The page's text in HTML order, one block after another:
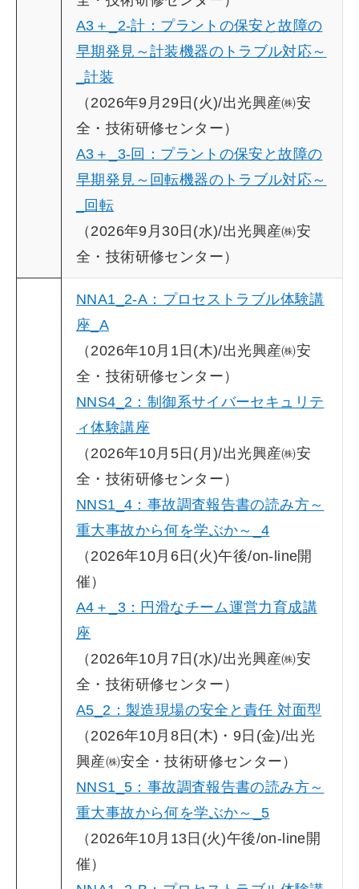
A3＋_2-計：プラントの保安と故障の
早期発見～計装機器のトラブル対応～
_計装
（2026年9月29日(火)/出光興産㈱安
全・技術研修センター）
A3＋_3-回：プラントの保安と故障の
早期発見～回転機器のトラブル対応～
_回転
（2026年9月30日(水)/出光興産㈱安
全・技術研修センター）
NNA1_2-A：プロセストラブル体験講
座_A
（2026年10月1日(木)/出光興産㈱安
全・技術研修センター）
NNS4_2：制御系サイバーセキュリテ
ィ体験講座
（2026年10月5日(月)/出光興産㈱安
全・技術研修センター）
NNS1_4：事故調査報告書の読み方～
重大事故から何を学ぶか～_4
（2026年10月6日(火)午後/on-line開
催）
A4＋_3：円滑なチーム運営力育成講
座
（2026年10月7日(水)/出光興産㈱安
全・技術研修センター）
A5_2：製造現場の安全と責任 対面型
（2026年10月8日(木)・9日(金)/出光
興産㈱安全・技術研修センター）
NNS1_5：事故調査報告書の読み方～
重大事故から何を学ぶか～_5
（2026年10月13日(火)午後/on-line開
催）